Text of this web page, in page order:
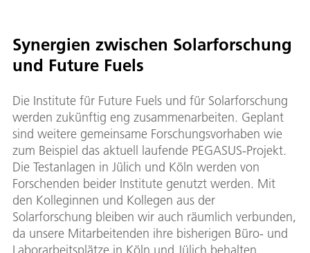
Synergien zwischen Solarforschung
und Future Fuels
Die Institute für Future Fuels und für Solarforschung
werden zukünftig eng zusammenarbeiten. Geplant
sind weitere gemeinsame Forschungsvorhaben wie
zum Beispiel das aktuell laufende PEGASUS-Projekt.
Die Testanlagen in Jülich und Köln werden von
Forschenden beider Institute genutzt werden. Mit
den Kolleginnen und Kollegen aus der
Solarforschung bleiben wir auch räumlich verbunden,
da unsere Mitarbeitenden ihre bisherigen Büro- und